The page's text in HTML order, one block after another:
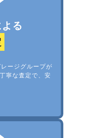
る
ージグループが
寧な査定で、安